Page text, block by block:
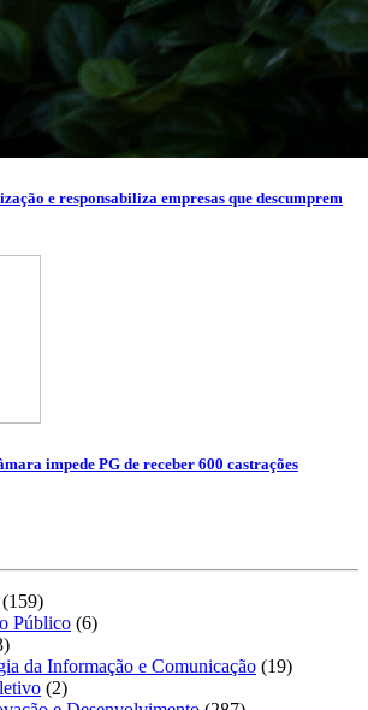
e responsabiliza empresas que descumprem
impede PG de receber 600 castrações
(159)
Público (6)
da Informação e Comunicação (19)
(2)